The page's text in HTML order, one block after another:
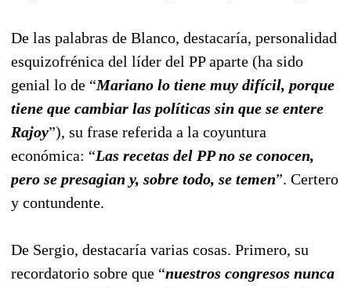
De las palabras de Blanco, destacaría, personalidad
esquizofrénica del líder del PP aparte (ha sido
genial lo de “Mariano lo tiene muy difícil, porque
tiene que cambiar las políticas sin que se entere
Rajoy”), su frase referida a la coyuntura
económica: “Las recetas del PP no se conocen,
pero se presagian y, sobre todo, se temen”. Certero
y contundente.
De Sergio, destacaría varias cosas. Primero, su
recordatorio sobre que “nuestros congresos nunca